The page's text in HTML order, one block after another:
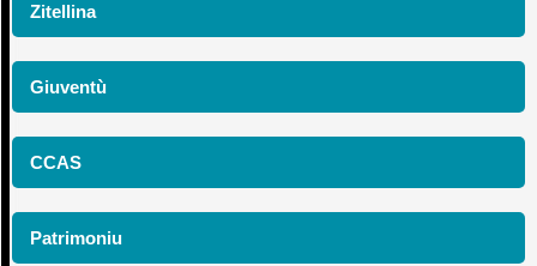
Zitellina
Giuventù
CCAS
Patrimoniu